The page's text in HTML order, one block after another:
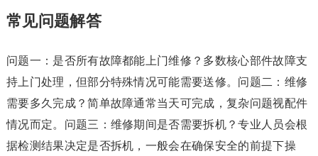
常见问题解答
问题一：是否所有故障都能上门维修？多数核心部件故障支
持上门处理，但部分特殊情况可能需要送修。问题二：维修
需要多久完成？简单故障通常当天可完成，复杂问题视配件
情况而定。问题三：维修期间是否需要拆机？专业人员会根
据检测结果决定是否拆机，一般会在确保安全的前提下操